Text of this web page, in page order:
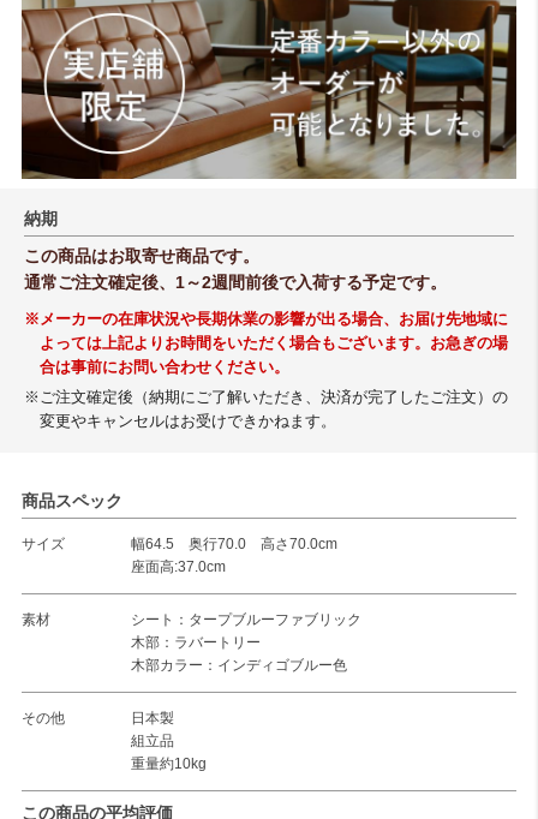
納期
この商品はお取寄せ商品です。
通常ご注文確定後、1～2週間前後で入荷する予定です。
※メーカーの在庫状況や長期休業の影響が出る場合、お届け先地域に
よっては上記よりお時間をいただく場合もございます。お急ぎの場
合は事前にお問い合わせください。
※ご注文確定後（納期にご了解いただき、決済が完了したご注文）の
変更やキャンセルはお受けできかねます。
商品スペック
サイズ
幅64.5 奥行70.0 高さ70.0cm
座面高:37.0cm
素材
シート：タープブルーファブリック
木部：ラバートリー
木部カラー：インディゴブルー色
その他
日本製
組立品
重量約10kg